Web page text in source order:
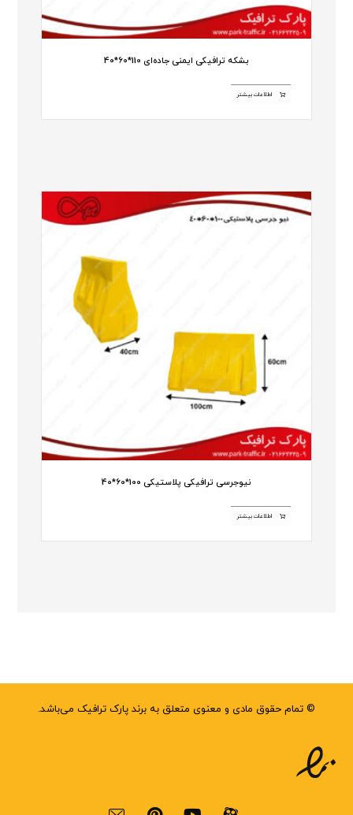
بشکه ترافیکی ایمنی جاده‌ای 110*60*40
اطلاعات بیشتر
نیوجرسی ترافیکی پلاستیکی 100*60*40
اطلاعات بیشتر
© تمام حقوق مادی و معنوی متعلق به برند پارک ترافیک می‌باشد.